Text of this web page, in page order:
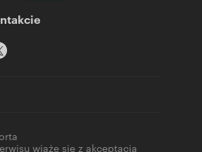
wiąże się z akceptacją